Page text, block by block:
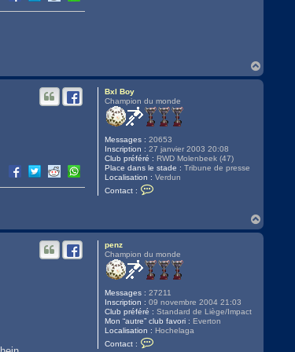
a
Bxl Boy
Champion du monde
Messages : 20653
Inscription : 27 janvier 2003 20:08
Club préféré : RWD Molenbeek (47)
Place dans le stade : Tribune de presse
Localisation : Verdun
Contact :
c
e
r
x
l
B
o
y
a
u
penz
Champion du monde
Messages : 27211
Inscription : 09 novembre 2004 21:03
Club préféré : Standard de Liège/Impact
Mon “autre” club favori : Everton
Localisation : Hochelaga
Contact :